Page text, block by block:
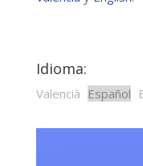
Idioma:
Valencià Español